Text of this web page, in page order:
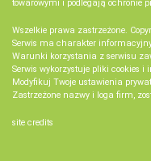
towarowymi i podlegają ochronie
Wszelkie prawa zastrzeżone.
Serwis ma charakter
Warunki korzystania z serwisu
Serwis wykorzystuje pliki cookies i
Modyfikuj Twoje ustawienia
Zastrzeżone nazwy i loga firm,
site credits